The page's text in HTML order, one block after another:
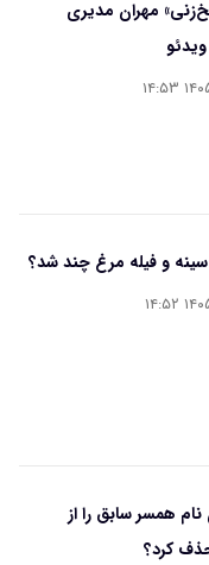
مهران مدیری
و فیله مرغ چند شد؟
همسر سابق را از
کرد؟